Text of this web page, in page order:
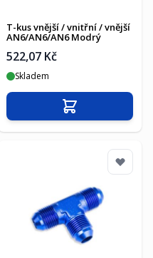
T-kus vnější / vnitřní / vnější
AN6/AN6/AN6 Modrý
522,07 Kč
Skladem
Přidat do košíku